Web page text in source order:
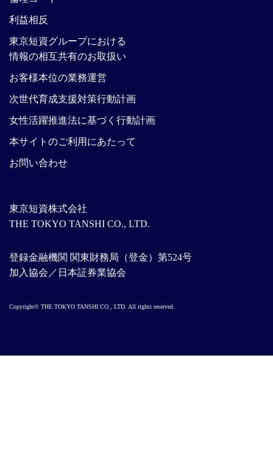
東京短資株式会社
THE TOKYO TANSHI CO., LTD.
登録金融機関 関東財務局（登金）第524号
加入協会／日本証券業協会
利益相反
東京短資グループにおける
情報の相互共有のお取扱い
お客様本位の業務運営
次世代育成支援対策行動計画
女性活躍推進法に基づく行動計画
本サイトのご利用にあたって
お問い合わせ
Copyright© THE TOKYO TANSHI CO., LTD. All rights reserved.